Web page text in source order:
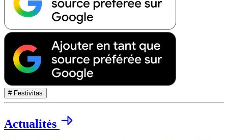
# Festivitas
Actualités